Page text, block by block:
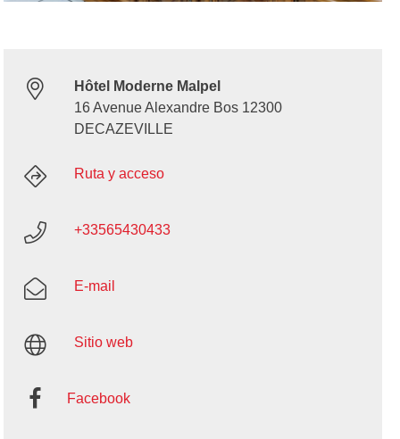
Hôtel Moderne Malpel
16 Avenue Alexandre Bos 12300
DECAZEVILLE
Ruta y acceso
+33565430433
E-mail
Sitio web
Facebook